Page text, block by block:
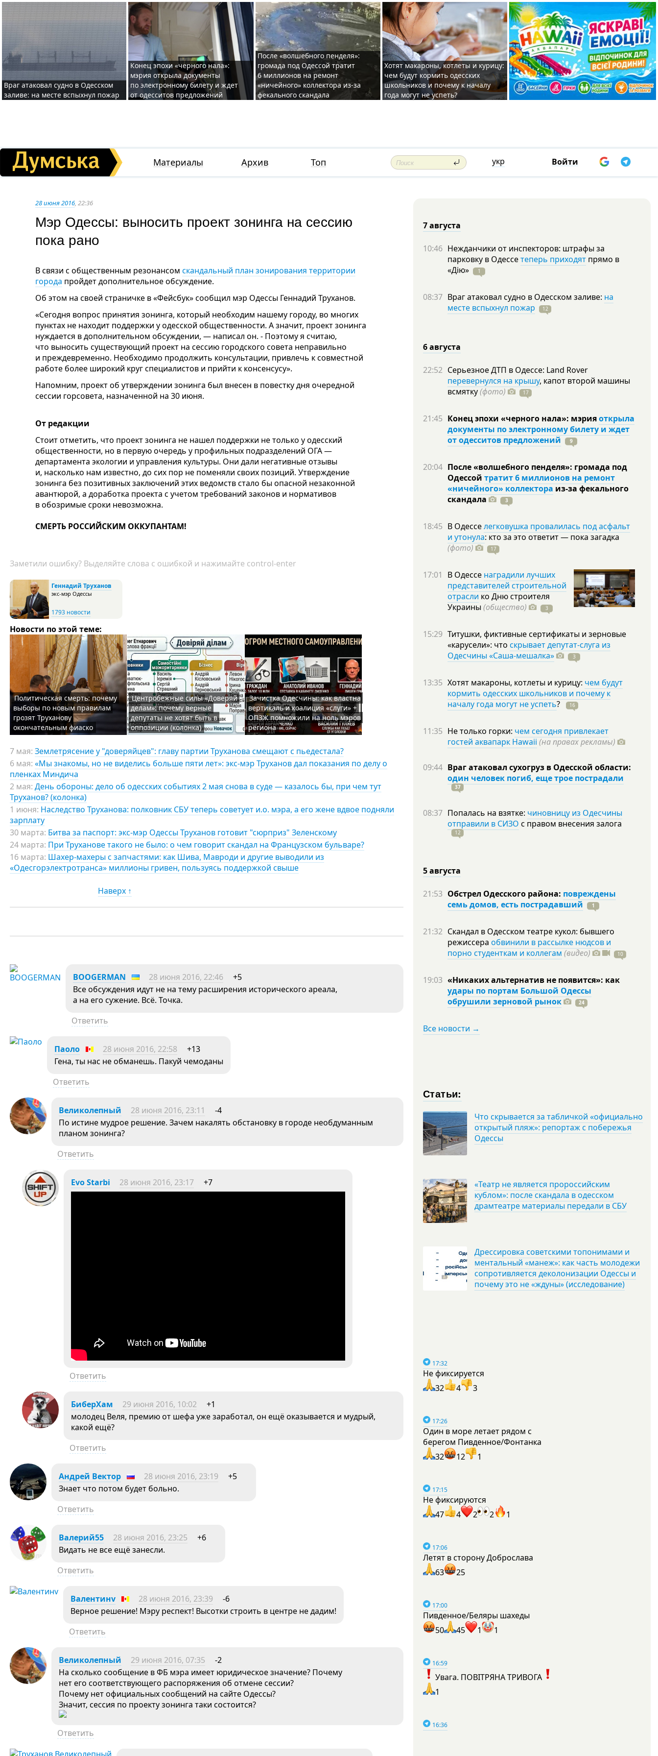
Враг атаковал судно в Одесском
заливе: на месте вспыхнул пожар
Конец эпохи «черного нала»:
мэрия открыла документы
по электронному билету и ждет
от одесситов предложений
После «волшебного пенделя»:
громада под Одессой тратит
6 миллионов на ремонт
«ничейного» коллектора из-за
фекального скандала
Хотят макароны, котлеты и курицу:
чем будут кормить одесских
школьников и почему к началу
года могут не успеть?
Материалы Архив Топ укр Войти
28 июня 2016, 22:36
Мэр Одессы: выносить проект зонинга на сессию
пока рано
В связи с общественным резонансом скандальный план зонирования территории
города пройдет дополнительное обсуждение.
Об этом на своей страничке в «Фейсбук» сообщил мэр Одессы Геннадий Труханов.
«Сегодня вопрос принятия зонинга, который необходим нашему городу, во многих
пунктах не находит поддержки у одесской общественности. А значит, проект зонинга
нуждается в дополнительном обсуждении, — написал он. - Поэтому я считаю,
что выносить существующий проект на сессию городского совета неправильно
и преждевременно. Необходимо продолжить консультации, привлечь к совместной
работе более широкий круг специалистов и прийти к консенсусу».
Напомним, проект об утверждении зонинга был внесен в повестку дня очередной
сессии горсовета, назначенной на 30 июня.
От редакции
Стоит отметить, что проект зонинга не нашел поддержки не только у одесский
общественности, но в первую очередь у профильных подразделений ОГА —
департамента экологии и управления культуры. Они дали негативные отзывы
и, насколько нам известно, до сих пор не поменяли своих позиций. Утверждение
зонинга без позитивных заключений этих ведомств стало бы опасной незаконной
авантюрой, а доработка проекта с учетом требований законов и нормативов
в обозримые сроки невозможна.
СМЕРТЬ РОССИЙСКИМ ОККУПАНТАМ!
Заметили ошибку? Выделяйте слова с ошибкой и нажимайте control-enter
Геннадий Труханов
экс-мэр Одессы
1793 новости
Новости по этой теме:
Политическая смерть: почему
выборы по новым правилам
грозят Труханову
окончательным фиаско
Центробежные силы «Доверяй
делам»: почему верные
депутаты не хотят быть в
оппозиции (колонка)
Зачистка Одесчины: как властна
вертикаль и коалиция «слуги» +
ОПЗЖ помножили на ноль мэров
региона
7 мая: Землетрясение у "доверяйцев": главу партии Труханова смещают с пьедестала?
6 мая: «Мы знакомы, но не виделись больше пяти лет»: экс-мэр Труханов дал показания по делу о
пленках Миндича
2 мая: День обороны: дело об одесских событиях 2 мая снова в суде — казалось бы, при чем тут
Труханов? (колонка)
1 июня: Наследство Труханова: полковник СБУ теперь советует и.о. мэра, а его жене вдвое подняли
зарплату
30 марта: Битва за паспорт: экс-мэр Одессы Труханов готовит "сюрприз" Зеленскому
24 марта: При Труханове такого не было: о чем говорит скандал на Французском бульваре?
16 марта: Шахер-махеры с запчастями: как Шива, Мавроди и другие выводили из
«Одесгорэлектротранса» миллионы гривен, пользуясь поддержкой свыше
Наверх ↑
BOOGERMAN 28 июня 2016, 22:46
+5
Все обсуждения идут не на тему расширения исторического ареала,
а на его сужение. Всё. Точка.
Ответить
Паоло 28 июня 2016, 22:58
+13
Гена, ты нас не обманешь. Пакуй чемоданы
Ответить
Великолепный 28 июня 2016, 23:11
-4
По истине мудрое решение. Зачем накалять обстановку в городе необдуманным
планом зонинга?
Ответить
Evo Starbi 28 июня 2016, 23:17 +7
Ответить
БиберХам 29 июня 2016, 10:02
+1
молодец Веля, премию от шефа уже заработал, он ещё оказывается и мудрый,
какой ещё?
Ответить
Андрей Вектор 28 июня 2016, 23:19
+5
Знает что потом будет больно.
Ответить
Валерий55 28 июня 2016, 23:25
+6
Видать не все ещё занесли.
Ответить
Валентинv 28 июня 2016, 23:39
-6
Верное решение! Мэру респект! Высотки строить в центре не дадим!
Ответить
Великолепный 29 июня 2016, 07:35
-2
На сколько сообщение в ФБ мэра имеет юридическое значение? Почему
нет его соответствующего распоряжения об отмене сессии?
Почему нет официальных сообщений на сайте Одессы?
Значит, сессия по проекту зонинга таки состоится?
Ответить
7 августа
10:46 Нежданчики от инспекторов: штрафы за
парковку в Одессетеперь приходят прямо в
«Дію»
1
08:37 Враг атаковал судно в Одесском заливе: на
месте вспыхнул пожар
12
6 августа
22:52 Серьезное ДТП в Одессе: Land Rover
перевернулся на крышу, капот второй машины
всмятку(фото) 17
21:45 Конец эпохи «черного нала»: мэрияоткрыла
документы по электронному билету и ждет
от одесситов предложений
9
20:04 После «волшебного пенделя»: громада под
Одессой тратит 6 миллионов на ремонт
«ничейного» коллектора из-за фекального
скандала
3
18:45 В Одесселегковушка провалилась под асфальт
и утонула: кто за это ответит — пока загадка
(фото)
17
17:01 В Одессе наградили лучших
представителей строительной
отрасли ко Дню строителя
Украины (общество) 3
15:29 Титушки, фиктивные сертификаты и зерновые
«карусели»: что скрывает депутат-слуга из
Одесчины «Саша-мешалка»
3
13:35 Хотят макароны, котлеты и курицу: чем будут
кормить одесских школьников и почему к
началу года могут не успеть? 16
11:35 Не только горки: чем сегодня привлекает
гостей аквапарк Hawaii (на правах рекламы)
09:44 Враг атаковал сухогруз в Одесской области:
один человек погиб, еще трое пострадали
37
08:37 Попалась на взятке: чиновницу из Одесчины
отправили в СИЗО с правом внесения залога
12
5 августа
21:53 Обстрел Одесского района: повреждены
семь домов, есть пострадавший
1
21:32 Скандал в Одесском театре кукол: бывшего
режиссера обвинили в рассылке нюдсов и
порно студенткам и коллегам (видео) 10
19:03 «Никаких альтернатив не появится»: как
удары по портам Большой Одессы
обрушили зерновой рынок
24
Все новости →
Статьи:
Что скрывается за табличкой «официально
открытый пляж»: репортаж с побережья
Одессы
«Театр не является пророссийским
кублом»: после скандала в одесском
драмтеатре материалы передали в СБУ
Дрессировка советскими топонимами и
ментальный «манеж»: как часть молодежи
сопротивляется деколонизации Одессы и
почему это не «ждуны» (исследование)
17:32
Не фиксируется
32
4 3
17:26
Один в море летает рядом с
берегом Пивденное/Фонтанка
32
12 1
17:15
Не фиксируются
47
4 2 2 1
17:06
Летят в сторону Доброслава
63
25
17:00
Пивденное/Беляры шахеды
50
45 1 1
16:59
Увага. ПОВІТРЯНА ТРИВОГА
1
16:36